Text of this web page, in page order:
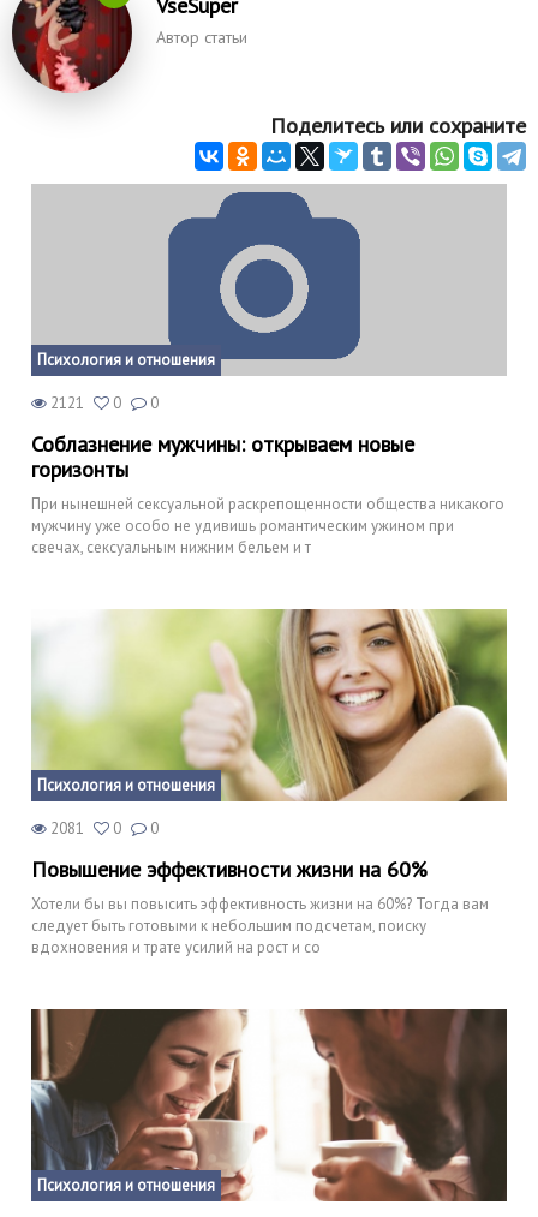
Автор статьи
Поделитесь или сохраните
Психология и отношения
2121 0 0
Соблазнение мужчины: открываем новые
горизонты
При нынешней сексуальной раскрепощенности общества никакого
мужчину уже особо не удивишь романтическим ужином при
свечах, сексуальным нижним бельем и т
Психология и отношения
2081 0 0
Повышение эффективности жизни на 60%
Хотели бы вы повысить эффективность жизни на 60%? Тогда вам
следует быть готовыми к небольшим подсчетам, поиску
вдохновения и трате усилий на рост и со
Психология и отношения